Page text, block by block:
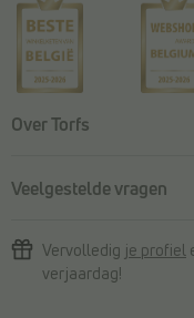
Over Torfs
Veelgestelde vragen
Vervolledig je profiel
verjaardag!